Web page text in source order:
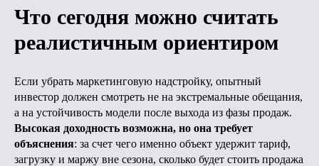
Что сегодня можно считать
реалистичным ориентиром
Если убрать маркетинговую надстройку, опытный
инвестор должен смотреть не на экстремальные обещания,
а на устойчивость модели после выхода из фазы продаж.
Высокая доходность возможна, но она требует
объяснения: за счет чего именно объект удержит тариф,
загрузку и маржу вне сезона, сколько будет стоить продажа